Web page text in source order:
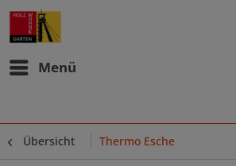
Menü
Übersicht Thermo Esche